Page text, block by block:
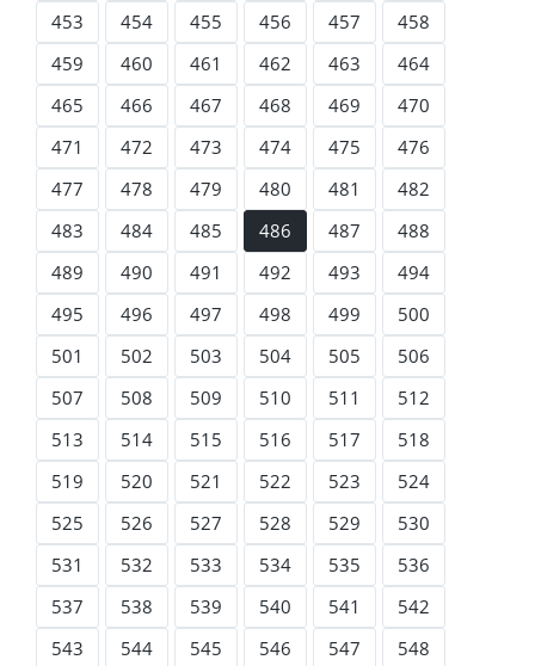
453 454 455 456 457
458
459
460 461 462 463
464
465
466 467 468 469
470
471
472 473 474 475
476
477
478 479 480 481
482
483
484 485 486 487
488
489
490 491 492 493
494
495
496 497 498 499
500
501
502 503 504 505
506
507
508 509 510 511
512
513
514 515 516 517
518
519
520 521 522 523
524
525
526 527 528 529
530
531
532 533 534 535
536
537
538 539 540 541
542
543
544 545 546 547
548